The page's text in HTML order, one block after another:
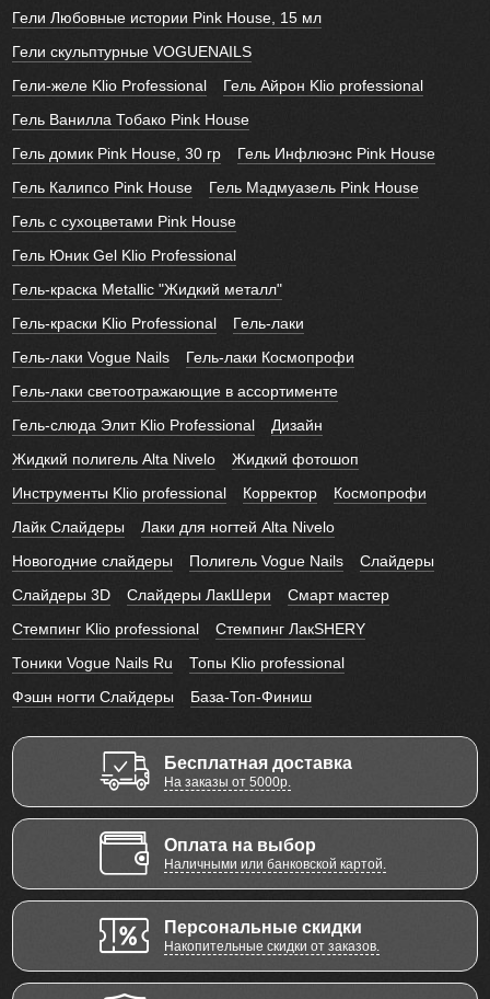
Гели Любовные истории Pink House, 15 мл
Гели скульптурные VOGUENAILS
Гели-желе Klio Professional
Гель Айрон Klio professional
Гель Ванилла Тобако Pink House
Гель домик Pink House, 30 гр
Гель Инфлюэнс Pink House
Гель Калипсо Pink House
Гель Мадмуазель Pink House
Гель с сухоцветами Pink House
Гель Юник Gel Klio Professional
Гель-краска Metallic "Жидкий металл"
Гель-краски Klio Professional
Гель-лаки
Гель-лаки Vogue Nails
Гель-лаки Космопрофи
Гель-лаки светоотражающие в ассортименте
Гель-слюда Элит Klio Professional
Дизайн
Жидкий полигель Alta Nivelo
Жидкий фотошоп
Инструменты Klio professional
Корректор
Космопрофи
Лайк Слайдеры
Лаки для ногтей Alta Nivelo
Новогодние слайдеры
Полигель Vogue Nails
Слайдеры
Слайдеры 3D
Слайдеры ЛакШери
Смарт мастер
Стемпинг Klio professional
Стемпинг ЛакSHERY
Тоники Vogue Nails Ru
Топы Klio professional
Фэшн ногти Слайдеры
База-Топ-Финиш
Бесплатная доставка
На заказы от 5000р.
Оплата на выбор
Наличными или банковской картой.
Персональные скидки
Накопительные скидки от заказов.